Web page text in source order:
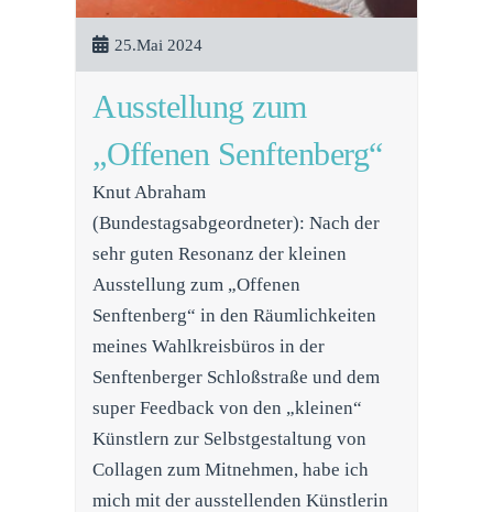
25.Mai 2024
Ausstellung zum
„Offenen Senftenberg“
Knut Abraham
(Bundestagsabgeordneter): Nach der
sehr guten Resonanz der kleinen
Ausstellung zum „Offenen
Senftenberg“ in den Räumlichkeiten
meines Wahlkreisbüros in der
Senftenberger Schloßstraße und dem
super Feedback von den „kleinen“
Künstlern zur Selbstgestaltung von
Collagen zum Mitnehmen, habe ich
mich mit der ausstellenden Künstlerin